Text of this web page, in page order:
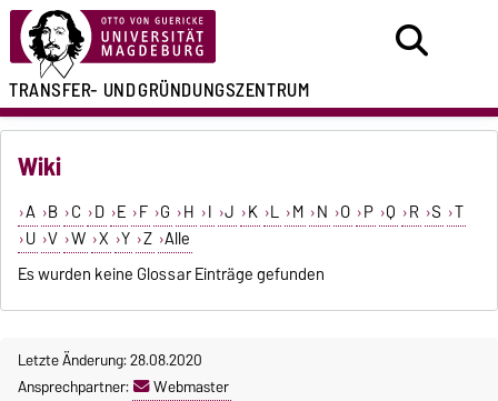
TRANSFER- UNDGRÜNDUNGSZENTRUM
Wiki
A B C D E F G H I J K L M N O P Q R S T
U V W X Y Z Alle
Es wurden keine Glossar Einträge gefunden
Letzte Änderung: 28.08.2020
Ansprechpartner:
Webmaster